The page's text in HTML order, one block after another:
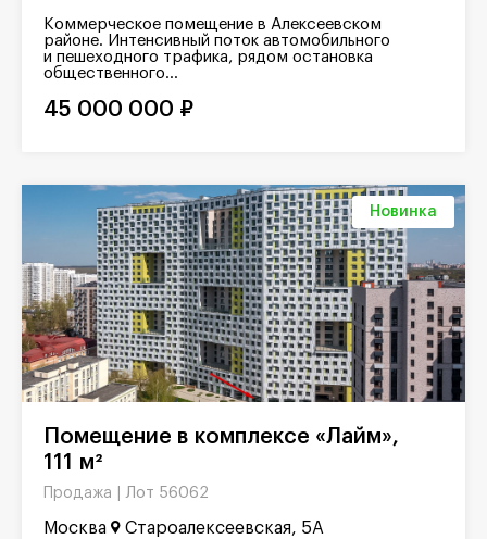
Коммерческое помещение в Алексеевском
районе. Интенсивный поток автомобильного
и пешеходного трафика, рядом остановка
общественного...
45 000 000 ₽
Новинка
111 м²
Продажа | Лот 56062
Москва Староалексеевская, 5А